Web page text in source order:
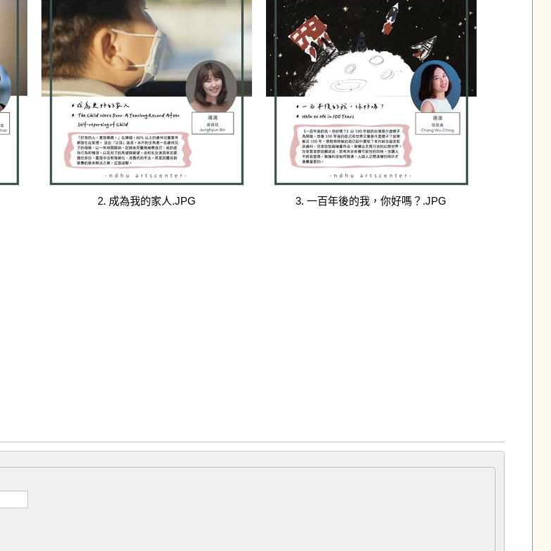
2. 成為我的家人.JPG 3. 一百年後的我，你好嗎？.JPG